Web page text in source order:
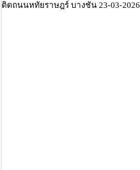
ติดถนนหทัยราษฎร์ บางชัน 23-03-2026